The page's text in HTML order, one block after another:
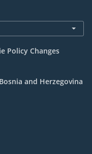
Policy Changes
and Herzegovina